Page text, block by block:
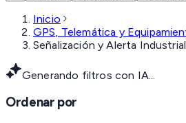
Inicio
GPS, Telemática y
Señalización y Alerta Industrial
Generando filtros con IA...
Ordenar por